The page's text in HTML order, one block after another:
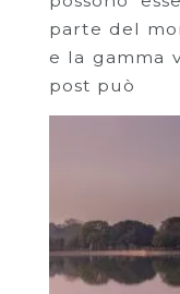
parte del
e la gamma
post può